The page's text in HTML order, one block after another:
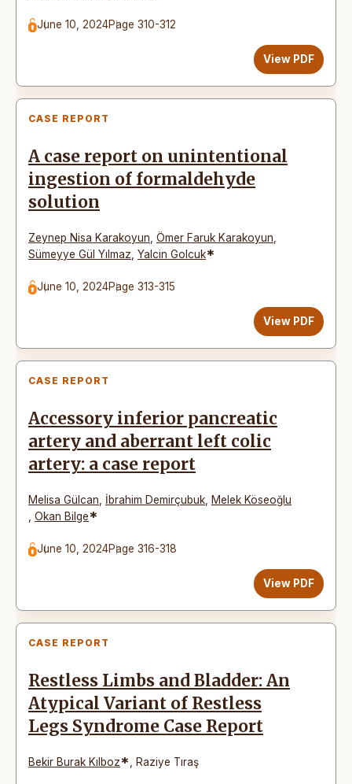
June 10, 2024Page 310-312
View PDF
CASE REPORT
A case report on unintentional
ingestion of formaldehyde
solution
Zeynep Nisa Karakoyun Ömer Faruk Karakoyun
Sümeyye Gül Yılmaz Yalcin Golcuk*
June 10, 2024Page 313-315
View PDF
CASE REPORT
Accessory inferior pancreatic
artery and aberrant left colic
artery: a case report
Melisa Gülcan İbrahim Demirçubuk
Melek Köseoğlu
Okan Bilge*
June 10, 2024Page 316-318
View PDF
CASE REPORT
Restless Limbs and Bladder: An
Atypical Variant of Restless
Legs Syndrome Case Report
Bekir Burak Kılboz* Raziye Tıraş